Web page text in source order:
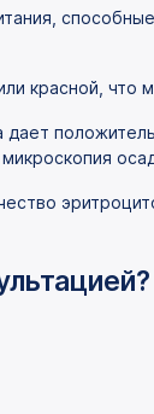
красной, что